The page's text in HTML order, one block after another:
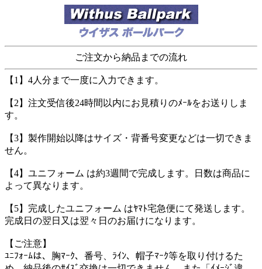
ご注文から納品までの流れ
【1】4人分まで一度に入力できます。
【2】注文受信後24時間以内にお見積りのﾒｰﾙをお送りしま
す。
【3】製作開始以降はサイズ・背番号変更などは一切できま
せん。
【4】ユニフォーム は約3週間で完成します。日数は商品に
よって異なります。
【5】完成したユニフォーム はﾔﾏﾄ宅急便にて発送します。
完成日の翌日又は翌々日のお届けになります。
【ご注意】
ﾕﾆﾌｫｰﾑは、胸ﾏｰｸ、番号、ﾗｲﾝ、帽子ﾏｰｸ等を取り付けるた